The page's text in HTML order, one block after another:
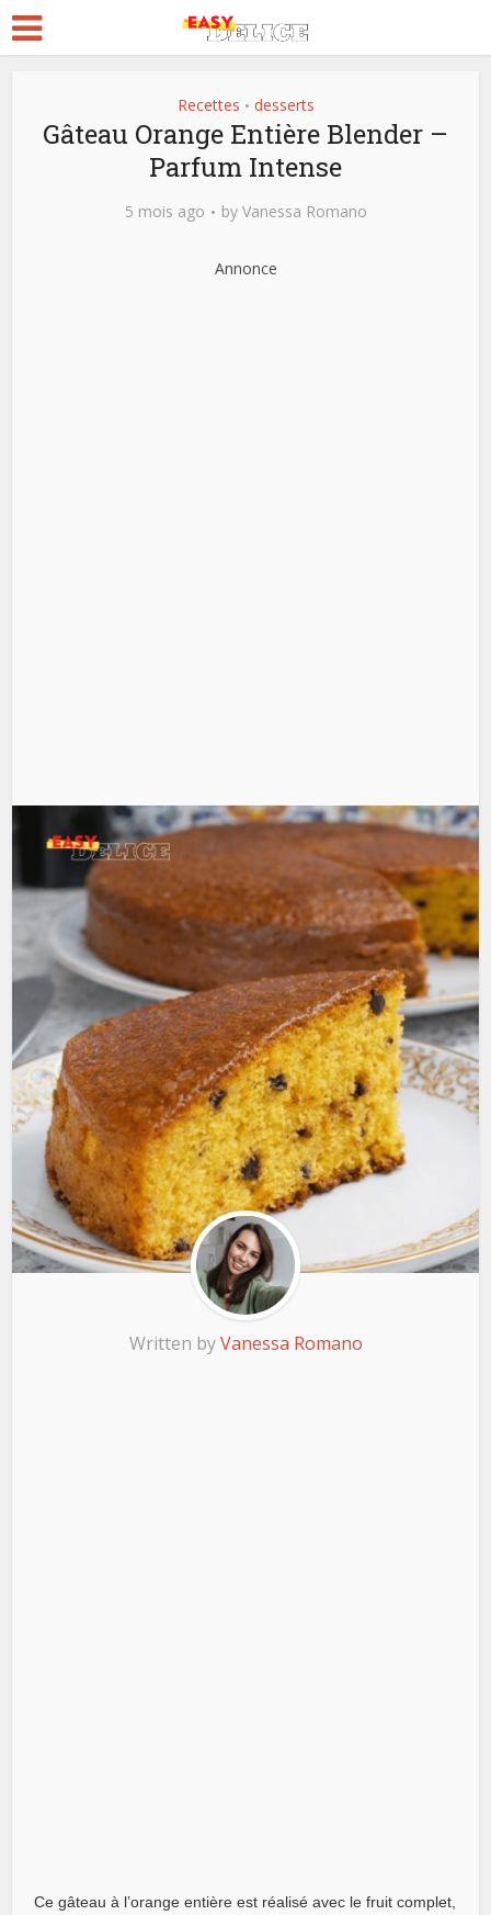
Recettes • desserts
Gâteau Orange Entière Blender –
Parfum Intense
5 mois ago by Vanessa Romano
Annonce
Written byVanessa Romano
Ce gâteau à l’orange entière est réalisé avec le fruit complet,